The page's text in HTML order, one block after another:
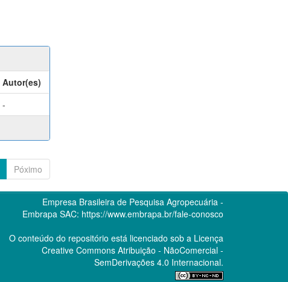
Autor(es)
-
Póximo
Empresa Brasileira de Pesquisa Agropecuária -
Embrapa SAC: https://www.embrapa.br/fale-conosco
O conteúdo do repositório está licenciado sob a Licença
Creative CommonsAtribuição - NãoComercial -
SemDerivações 4.0 Internacional.